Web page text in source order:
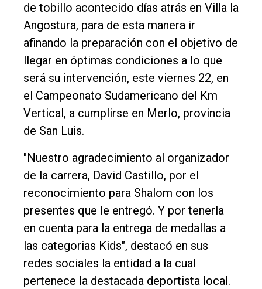
de tobillo acontecido días atrás en Villa la
Angostura, para de esta manera ir
afinando la preparación con el objetivo de
llegar en óptimas condiciones a lo que
será su intervención, este viernes 22, en
el Campeonato Sudamericano del Km
Vertical, a cumplirse en Merlo, provincia
de San Luis.
"Nuestro agradecimiento al organizador
de la carrera, David Castillo, por el
reconocimiento para Shalom con los
presentes que le entregó. Y por tenerla
en cuenta para la entrega de medallas a
las categorias Kids", destacó en sus
redes sociales la entidad a la cual
pertenece la destacada deportista local.